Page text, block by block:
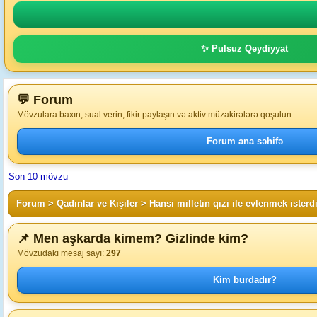
✨ Pulsuz Qeydiyyat
💬 Forum
Mövzulara baxın, sual verin, fikir paylaşın və aktiv müzakirələrə qoşulun.
Forum ana səhifə
Son 10 mövzu
Forum > Qadınlar ve Kişiler > Hansi milletin qizi ile evlenmek
📌 Men aşkarda kimem? Gizlinde kim?
Mövzudakı mesaj sayı: 297
Kim burdadır?